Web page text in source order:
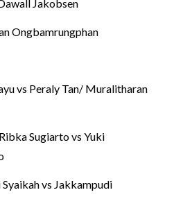
Jakobsen
Ongbamrungphan
vs Peraly Tan/ Muralitharan
Sugiarto vs Yuki
vs Jakkampudi